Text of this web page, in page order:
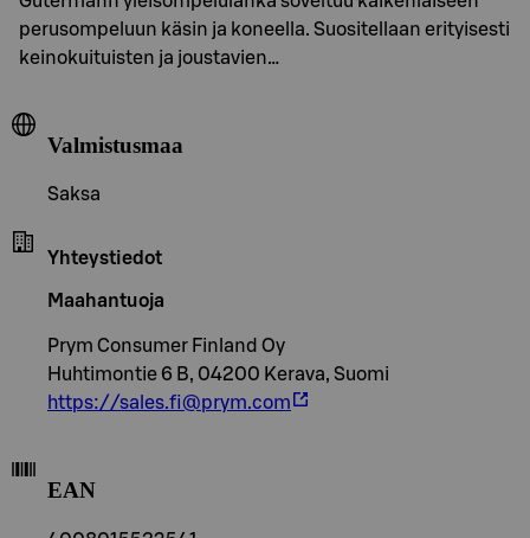
perusompeluun käsin ja koneella. Suositellaan erityisesti
keinokuituisten ja joustavien…
Valmistusmaa
Saksa
Yhteystiedot
Maahantuoja
Prym Consumer Finland Oy
Huhtimontie 6 B, 04200 Kerava, Suomi
https://sales.fi@prym.com
EAN